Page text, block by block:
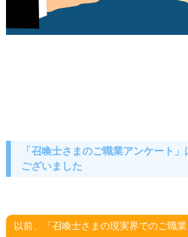
「召喚士さまのご職業アンケート」
ございました
以前、「召喚士さまの現実界でのご職業